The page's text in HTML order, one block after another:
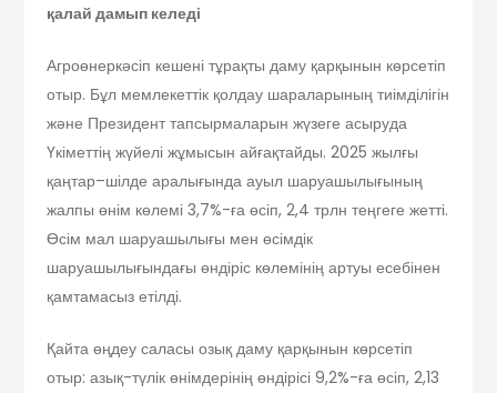
қалай дамып келеді
Агроөнеркәсіп кешені тұрақты даму қарқынын көрсетіп
отыр. Бұл мемлекеттік қолдау шараларының тиімділігін
және Президент тапсырмаларын жүзеге асыруда
Үкіметтің жүйелі жұмысын айғақтайды. 2025 жылғы
қаңтар–шілде аралығында ауыл шаруашылығының
жалпы өнім көлемі 3,7%-ға өсіп, 2,4 трлн теңгеге жетті.
Өсім мал шаруашылығы мен өсімдік
шаруашылығындағы өндіріс көлемінің артуы есебінен
қамтамасыз етілді.
Қайта өңдеу саласы озық даму қарқынын көрсетіп
отыр: азық-түлік өнімдерінің өндірісі 9,2%-ға өсіп, 2,13